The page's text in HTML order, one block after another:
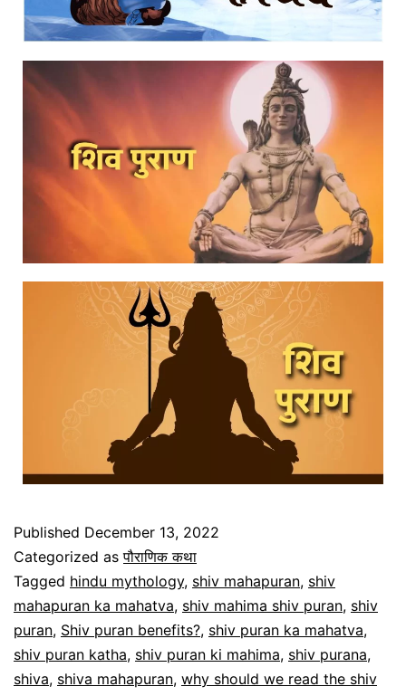
Published December 13, 2022
Categorized asपौराणिक कथा
Tagged hindu mythology, shiv mahapuran, shiv
mahapuran ka mahatva, shiv mahima shiv puran, shiv
puran, Shiv puran benefits?, shiv puran ka mahatva,
shiv puran katha, shiv puran ki mahima, shiv purana,
shiva, shiva mahapuran, why should we read the shiv